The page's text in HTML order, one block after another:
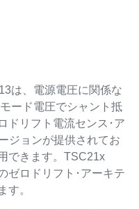
は、電源電圧に関係な
ード電圧でシャント抵
ドリフト電流センス･ア
ジョンが提供されてお
できます。TSC21x
ゼロドリフト･アーキテ
す。